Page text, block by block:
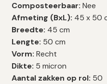
Composteerbaar: Nee
Afmeting (BxL): 45 x 50
Breedte: 45 cm
Lengte: 50 cm
Vorm: Recht
Dikte: 5 micron
Aantal zakken op rol: 50